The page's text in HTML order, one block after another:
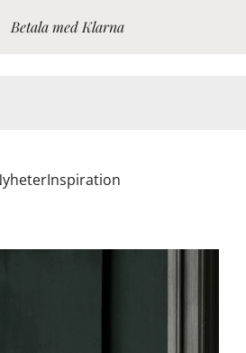
Betala med Klarna
Inspiration